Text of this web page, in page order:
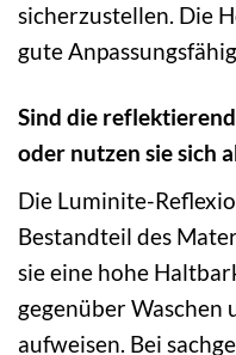
sicherzustellen. Die
gute
Sind die
oder nutzen sie sich
Die Luminite-
Bestandteil des
sie eine hohe
gegenüber
aufweisen. Bei